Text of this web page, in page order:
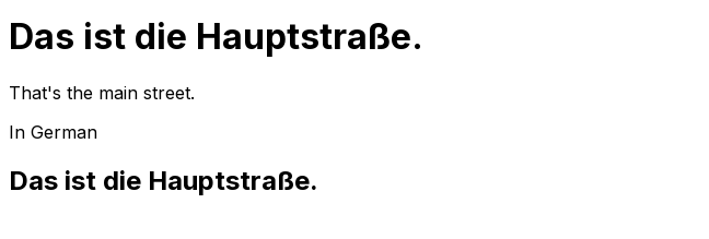
Das ist die Hauptstraße.
That's the main street.
In German
Das ist die Hauptstraße.